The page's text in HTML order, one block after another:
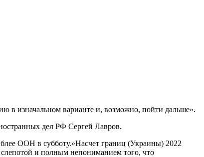
в изначальном варианте и, возможно, пойти дальше».
дел РФ Сергей Лавров.
ООН в субботу.»Насчет границ (Украины) 2022
и полным непониманием того, что